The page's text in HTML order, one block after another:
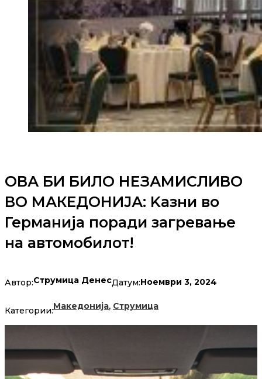
ОВА БИ БИЛО НЕЗАМИСЛИВО
ВО МАКЕДОНИЈА: Kазни во
Германија поради загревање
на автомобилот!
Автор:Струмица ДенесДатум:Ноември 3, 2024
Категории:Македонија, Струмица